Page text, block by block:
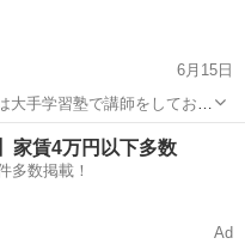
6月15日
ったとこ
かった！」 となる指導をし
ライン
家賃4万円以下多数
多数掲載！
Ad